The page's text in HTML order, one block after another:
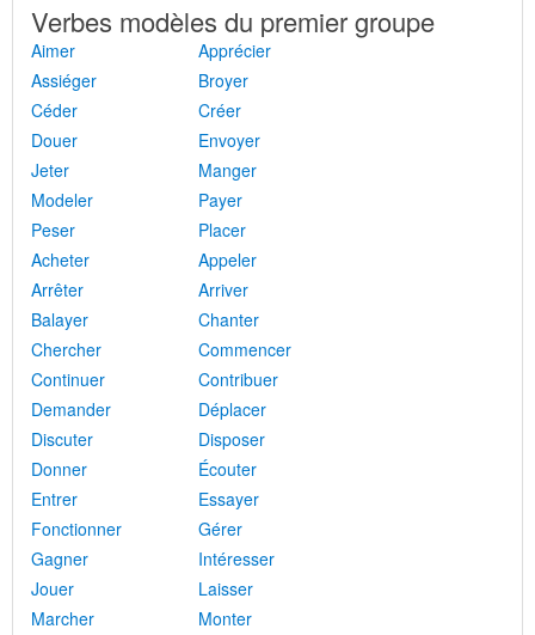
Verbes modèles du premier groupe
Aimer
Apprécier
Assiéger
Broyer
Céder
Créer
Douer
Envoyer
Jeter
Manger
Modeler
Payer
Peser
Placer
Acheter
Appeler
Arrêter
Arriver
Balayer
Chanter
Chercher
Commencer
Continuer
Contribuer
Demander
Déplacer
Discuter
Disposer
Donner
Écouter
Entrer
Essayer
Fonctionner
Gérer
Gagner
Intéresser
Jouer
Laisser
Marcher
Monter